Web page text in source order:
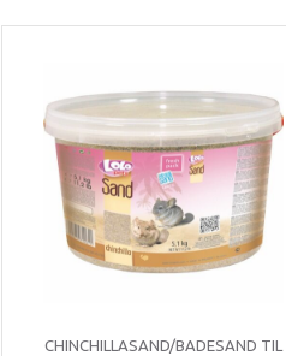
CHINCHILLASAND/BADESAND TIL